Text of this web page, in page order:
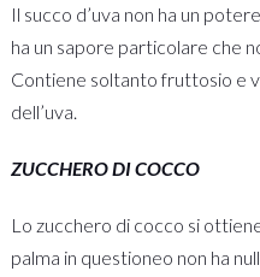
Il succo d’uva non ha un
ha un sapore particolare che
Contiene soltanto fruttosio e
dell’uva.
ZUCCHERO DI COCCO
Lo zucchero di cocco si
palma in questioneo non ha